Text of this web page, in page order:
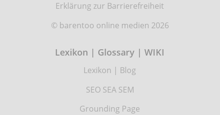
Erklärung zur Barrierefreiheit
© barentoo online medien 2026
Lexikon | Glossary | WIKI
Lexikon | Blog
SEO SEA SEM
Grounding Page